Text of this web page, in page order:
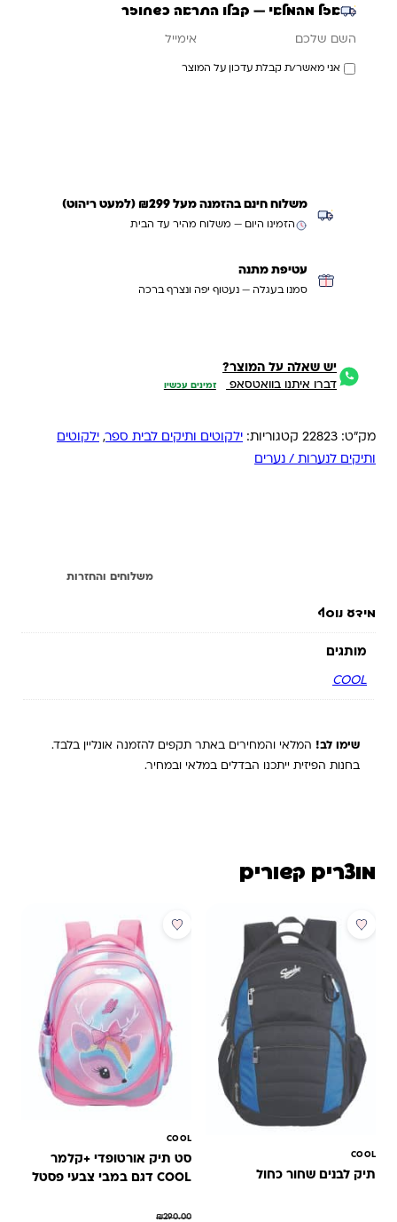
אזל מהמלאי — קבלו התראה כשחוזר
אני מאשר/ת קבלת עדכון על המוצר
משלוח חינם בהזמנה מעל ₪299 (למעט ריהוט)
הזמינו היום — משלוח מהיר עד הבית
עטיפת מתנה
סמנו בעגלה — נעטוף יפה ונצרף ברכה
יש שאלה על המוצר?
דברו איתנו בוואטסאפ זמינים עכשיו
מק"ט: 22823 קטגוריות: ילקוטים ותיקים לבית ספר, ילקוטים
ותיקים לנערות / נערים
משלוחים והחזרות
מידע נוסף
מותגים
COOL
שימו לב! המלאי והמחירים באתר תקפים להזמנה אונליין בלבד.
בחנות הפיזית ייתכנו הבדלים במלאי ובמחיר.
מוצרים קשורים
מבצע
COOL
תיק לבנים שחור כחול
מבצע
COOL
סט תיק אורטופדי +קלמר
COOL דגם במבי צבעי פסטל
₪290.00